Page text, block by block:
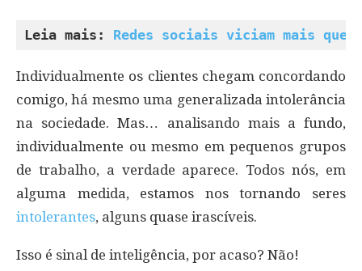
Leia mais: Redes sociais viciam mais que
Individualmente os clientes chegam concordando
comigo, há mesmo uma generalizada intolerância
na sociedade. Mas… analisando mais a fundo,
individualmente ou mesmo em pequenos grupos
de trabalho, a verdade aparece. Todos nós, em
alguma medida, estamos nos tornando seres
intolerantes, alguns quase irascíveis.
Isso é sinal de inteligência, por acaso? Não!